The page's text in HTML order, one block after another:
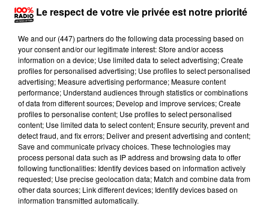
Lecture (2 min 22 sec)
100%
100% Radio les infos de l'Hérault
Le respect de votre vie privée est notre priorité
We and our (447) partnersdo the following data processing based on
your consent and/or our legitimate interest: Store and/or access
information on a device; Use limited data to select advertising; Create
profiles for personalised advertising; Use profiles to select personalised
advertising; Measure advertising performance; Measure content
performance; Understand audiences through statistics or combinations
of data from different sources; Develop and improve services; Create
profiles to personalise content; Use profiles to select personalised
content; Use limited data to select content; Ensure security, prevent and
detect fraud, and fix errors; Deliver and present advertising and content;
Save and communicate privacy choices. These technologies may
process personal data such as IP address and browsing data to offer
following functionalities: Identify devices based on information actively
requested; Use precise geolocation data; Match and combine data from
other data sources; Link different devices; Identify devices based on
information transmitted automatically.